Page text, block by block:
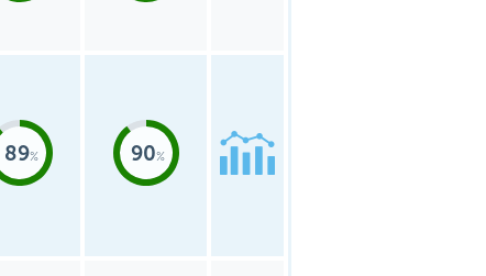
89 90